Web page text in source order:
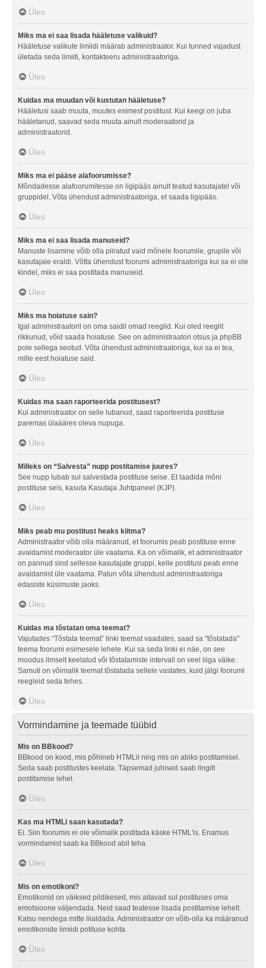
Üles
Miks ma ei saa lisada hääletuse valikuid?
Hääletuse valikute limiidi määrab administraator. Kui tunned vajadust
ületada seda limiiti, kontakteeru administraatoriga.
Üles
Kuidas ma muudan või kustutan hääletuse?
Hääletusi saab muuta, muutes esimest postitust. Kui keegi on juba
hääletanud, saavad seda muuta ainult moderaatorid ja
administraatorid.
Üles
Miks ma ei pääse alafoorumisse?
Mõndadesse alafoorumitesse on ligipääs ainult teatud kasutajatel või
gruppidel. Võta ühendust administraatoriga, et saada ligipääs.
Üles
Miks ma ei saa lisada manuseid?
Manuste lisamine võib olla piiratud vaid mõnele foorumile, grupile või
kasutajale eraldi. Võtta ühendust foorumi administraatoriga kui sa ei ole
kindel, miks ei saa postitada manuseid.
Üles
Miks ma hoiatuse sain?
Igal administraatoril on oma saidil omad reeglid. Kui oled reeglit
rikkunud, võid saada hoiatuse. See on administraatori otsus ja phpBB
pole sellega seotud. Võta ühendust administraatoriga, kui sa ei tea,
mille eest hoiatuse said.
Üles
Kuidas ma saan raporteerida postitusest?
Kui administraator on selle lubanud, saad raporteerida postituse
paremas ülaääres oleva nupuga.
Üles
Milleks on “Salvesta” nupp postitamise juures?
See nupp lubab sul salvestada postituse seise. Et laadida mõni
postituse seis, kasuta Kasutaja Juhtpaneel (KJP).
Üles
Miks peab mu postitust heaks kiitma?
Administraator võib olla määranud, et foorumis peab postituse enne
avaldamist moderaator üle vaatama. Ka on võimalik, et administraator
on pannud sind sellesse kasutajate gruppi, kelle postitusi peab enne
avaldamist üle vaatama. Palun võta ühendust administraatoriga
edasiste küsimuste jaoks.
Üles
Kuidas ma tõstatan oma teemat?
Vajutades “Tõstata teemat” linki teemat vaadates, saad sa "tõstatada"
teema foorumi esimesele lehele. Kui sa seda linki ei näe, on see
moodus ilmselt keelatud või tõstatamiste intervall on veel liiga väike.
Samuti on võimalik teemat tõstatada sellele vastates, kuid jälgi foorumi
reegleid seda tehes.
Üles
Vormindamine ja teemade tüübid
Mis on BBkood?
BBkood on kood, mis põhineb HTMLil ning mis on abiks postitamisel.
Seda saab postitustes keelata. Täpsemad juhised saab lingilt
postitamise lehel.
Üles
Kas ma HTMLi saan kasutada?
Ei. Siin foorumis ei ole võimalik postitada käske HTML'is. Enamus
vormindamist saab ka BBkood abil teha.
Üles
Mis on emotikoni?
Emotikonid on väiksed pildikesed, mis aitavad sul postituses oma
emotsioone väljendada. Neid saad teatesse lisada postitamise lehelt.
Katsu nendega mitte liialdada. Administraator on võib-olla ka määranud
emotikonide limiidi potituse kohta.
Üles